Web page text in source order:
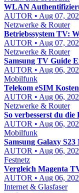
WLAN
AUTOR • Aug 07,
Netzwerke & Router
Betriebssystem TV:
AUTOR • Aug 07,
Netzwerke & Router
Samsung TV Guide
AUTOR • Aug 06,
Mobilfunk
Telekom eSIM
AUTOR • Aug 06,
Netzwerke & Router
So verbesserst du
AUTOR • Aug 06,
Mobilfunk
Samsung Galaxy
AUTOR • Aug 06,
Festnetz
Vergleich Magenta
AUTOR • Aug 06,
Internet & Glasfaser